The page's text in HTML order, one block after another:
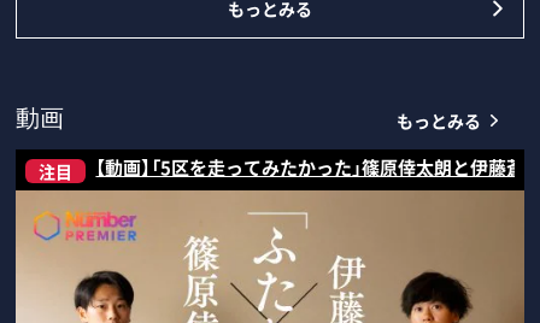
もっとみる
動画 もっとみる
注目 【動画】「5区を走ってみたかった」篠原倖太朗と伊藤